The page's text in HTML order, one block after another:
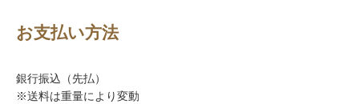
お支払い方法
銀行振込（先払）
※送料は重量により変動